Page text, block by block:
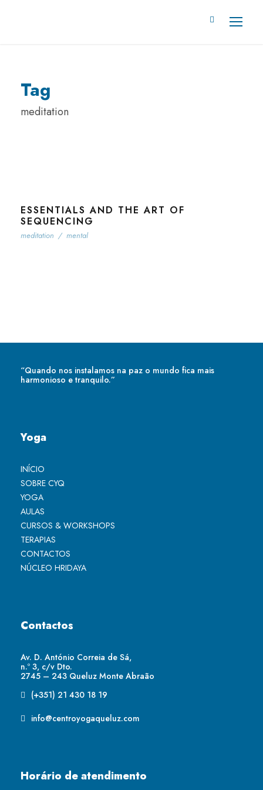
Tag
meditation
ESSENTIALS AND THE ART OF
SEQUENCING
meditation / mental
“Quando nos instalamos na paz o mundo fica mais
harmonioso e tranquilo.”
Yoga
INÍCIO
SOBRE CYQ
YOGA
AULAS
CURSOS & WORKSHOPS
TERAPIAS
CONTACTOS
NÚCLEO HRIDAYA
Contactos
Av. D. António Correia de Sá,
n.º 3, c/v Dto.
2745 – 243 Queluz Monte Abraão
(+351) 21 430 18 19
info@centroyogaqueluz.com
Horário de atendimento